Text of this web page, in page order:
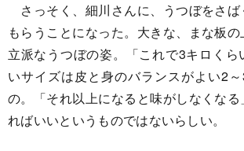
さっそく、細川さんに、うつぼをさば
もらうことになった。大きな、まな板
立派なうつぼの姿。「これで3キロくら
いサイズは皮と身のバランスがよい2
の。「それ以上になると味がしなくな
ればいいというものではないらしい。